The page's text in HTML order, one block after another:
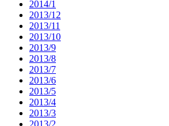
2014/1
2013/12
2013/11
2013/10
2013/9
2013/8
2013/7
2013/6
2013/5
2013/4
2013/3
2013/2